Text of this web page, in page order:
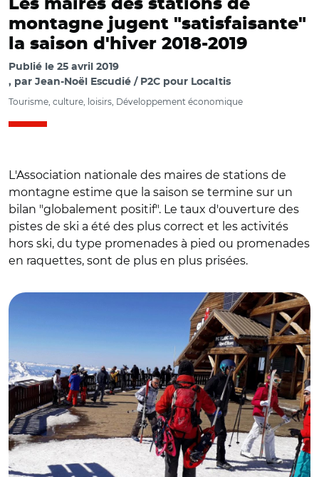
Les maires des stations de
montagne jugent "satisfaisante"
la saison d'hiver 2018-2019
Publié le 25 avril 2019
par Jean-Noël Escudié / P2C pour Localtis
Tourisme, culture, loisirs, Développement économique
L'Association nationale des maires de stations de
montagne estime que la saison se termine sur un
bilan "globalement positif". Le taux d'ouverture des
pistes de ski a été des plus correct et les activités
hors ski, du type promenades à pied ou promenades
en raquettes, sont de plus en plus prisées.